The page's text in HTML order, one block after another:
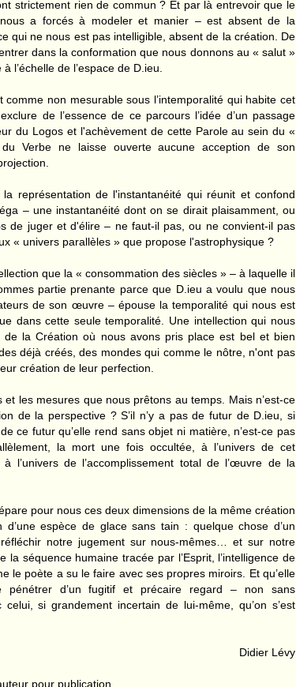
strictement rien de commun ? Et par là entrevoir que le
a forcés à modeler et manier – est absent de la
qui ne nous est pas intelligible, absent de la création. De
dans la conformation que nous donnons au « salut »
l’échelle de l’espace de D.ieu.
non mesurable sous l’intemporalité qui habite cet
de l’essence de ce parcours l’idée d’un passage
du Logos et l'achèvement de cette Parole au sein du «
Verbe ne laisse ouverte aucune acception de son
représentation de l'instantanéité qui réunit et confond
– une instantanéité dont on se dirait plaisamment, ou
de juger et d'élire – ne faut-il pas, ou ne convient-il pas
« univers parallèles » que propose l'astrophysique ?
que la « consommation des siècles » – à laquelle il
partie prenante parce que D.ieu a voulu que nous
de son œuvre – épouse la temporalité qui nous est
dans cette seule temporalité. Une intellection qui nous
de la Création où nous avons pris place est bel et bien
déjà créés, des mondes qui comme le nôtre, n'ont pas
création de leur perfection.
les mesures que nous prêtons au temps. Mais n’est-ce
de la perspective ? S’il n’y a pas de futur de D.ieu, si
ce futur qu’elle rend sans objet ni matière, n’est-ce pas
la mort une fois occultée, à l’univers de cet
l’univers de l’accomplissement total de l’œuvre de la
pour nous ces deux dimensions de la même création
d’une espèce de glace sans tain : quelque chose d’un
notre jugement sur nous-mêmes… et sur notre
la séquence humaine tracée par l’Esprit, l’intelligence de
le poète a su le faire avec ses propres miroirs. Et qu’elle
pénétrer d’un fugitif et précaire regard – non sans
si grandement incertain de lui-même, qu’on s’est
Didier Lévy
pour publication